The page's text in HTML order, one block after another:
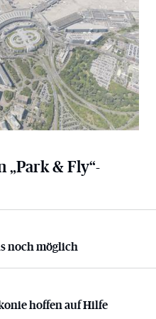
„Park & Fly“-
möglich
noch möglich
hoffen auf Hilfe
hoffen auf Hilfe